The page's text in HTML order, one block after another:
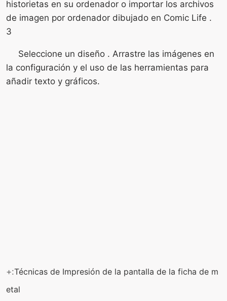
historietas en su ordenador o importar los archivos
de imagen por ordenador dibujado en Comic Life .
3
Seleccione un diseño . Arrastre las imágenes en
la configuración y el uso de las herramientas para
añadir texto y gráficos.
+:Técnicas de Impresión de la pantalla de la ficha de m
etal